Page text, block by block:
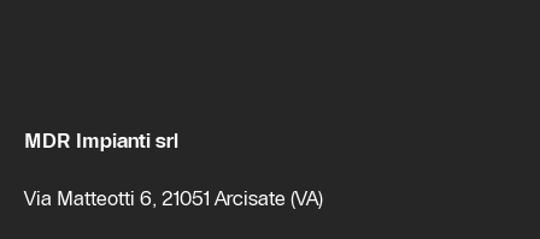
MDR Impianti srl
Via Matteotti 6, 21051 Arcisate (VA)